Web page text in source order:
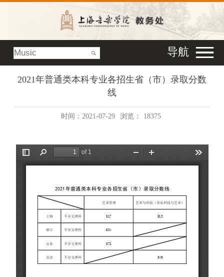
导航
2021年普通类本科专业各招生省（市）录取分数
线
时间：2021-07-29 浏览： 18375